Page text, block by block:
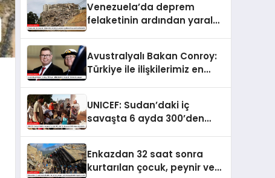
Venezuela’da deprem
felaketinin ardından yaralar
Avustralyalı Bakan Conroy:
Türkiye ile ilişkilerimiz en
UNICEF: Sudan’daki iç
savaşta 6 ayda 300’den
Enkazdan 32 saat sonra
kurtarılan çocuk, peynir ve